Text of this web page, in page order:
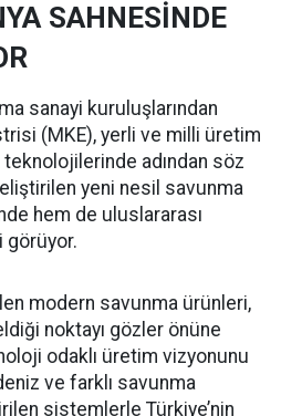
SAHNESİNDE
sanayi kuruluşlarından
(MKE), yerli ve milli üretim
teknolojilerinde adından söz
yeni nesil savunma
hem de uluslararası
görüyor.
modern savunma ürünleri,
noktayı gözler önüne
odaklı üretim vizyonunu
ve farklı savunma
sistemlerle Türkiye’nin